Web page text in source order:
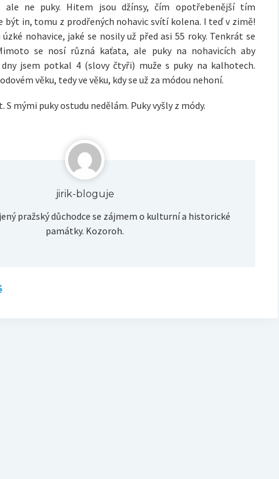
ale ne puky. Hitem jsou džínsy, čím opotřebenější tím
být in, tomu z prodřených nohavic svítí kolena. I teď v zimě!
nohavice, jaké se nosily už před asi 55 roky. Tenkrát se
se nosí různá kaťata, ale puky na nohavicích aby
jsem potkal 4 (slovy čtyři) muže s puky na kalhotech.
věku, tedy ve věku, kdy se už za módou nehoní.
S mými puky ostudu nedělám. Puky vyšly z módy.
jirik-bloguje
pražský důchodce se zájmem o kulturní a historické
památky. Kozoroh.